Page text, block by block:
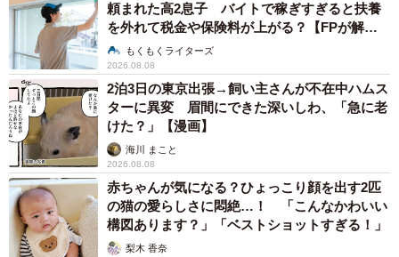
頼まれた高2息子 バイトで稼ぎすぎると扶養
を外れて税金や保険料が上がる？【FPが解
説】もくもくライターズ
2026.08.08
2泊3日の東京出張→飼い主さんが不在中ハムス
ターに異変 眉間にできた深いしわ、「急に老
けた？」【漫画】
海川 まこと
2026.08.08
赤ちゃんが気になる？ひょっこり顔を出す2匹
の猫の愛らしさに悶絶…！ 「こんなかわいい
構図あります？」「ベストショットすぎる！」
梨木 香奈